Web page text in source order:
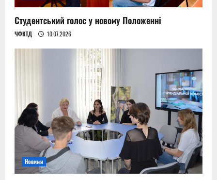
Студентський голос у новому Положенні
ЧФКТД 10.07.2026
Новини